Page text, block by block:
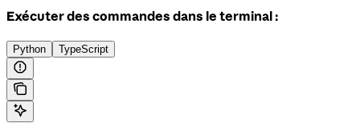
Exécuter des commandes dans le terminal :
Python TypeScript